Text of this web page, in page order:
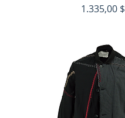
Preis
1.335,00 $